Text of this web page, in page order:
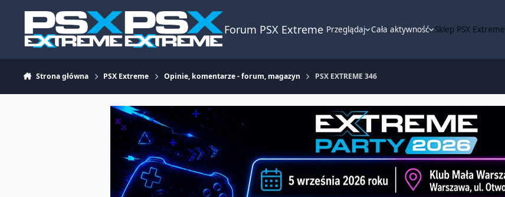
Forum PSX Extreme Przeglądaj Cała aktywność Sklep PSX Extreme
Strona główna PSX Extreme Opinie, komentarze - forum, magazyn PSX EXTREME 346